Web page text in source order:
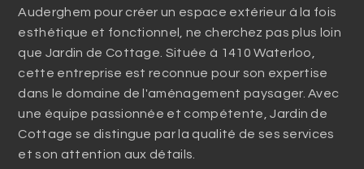
Auderghem pour créer un espace extérieur à la fois
esthétique et fonctionnel, ne cherchez pas plus loin
que Jardin de Cottage. Située à 1410 Waterloo,
cette entreprise est reconnue pour son expertise
dans le domaine de l'aménagement paysager. Avec
une équipe passionnée et compétente, Jardin de
Cottage se distingue par la qualité de ses services
et son attention aux détails.